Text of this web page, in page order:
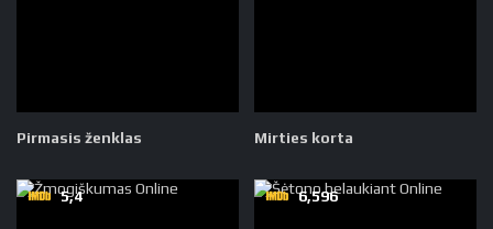
Pirmasis ženklas Mirties korta
5,4 6,596